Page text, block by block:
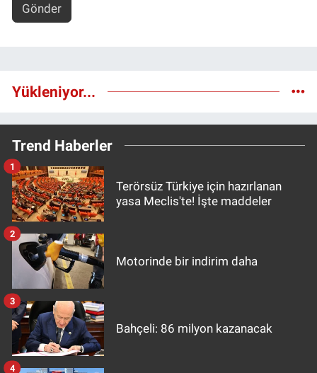
Gönder
Yükleniyor...
Trend Haberler
Terörsüz Türkiye için hazırlanan
yasa Meclis'te! İşte maddeler
1
Motorinde bir indirim daha
2
Bahçeli: 86 milyon kazanacak
3
4